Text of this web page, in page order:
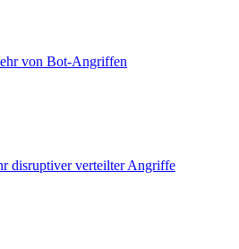
von Bot-Angriffen
disruptiver verteilter Angriffe